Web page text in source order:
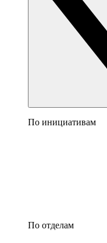
По инициативам
По отделам